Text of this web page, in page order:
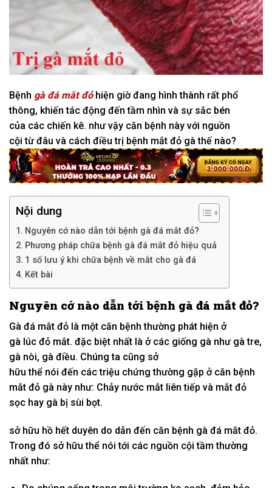
Bệnh gà đá mắt đỏ hiện giờđang hình thành rất phổ
thông, khiến tác động đến tầm nhìn và sự sắc bén
của các chiến kê. như vậy căn bệnh này với nguồn
cội từđâu và cách điều trị bệnh mắt đỏ gà thế nào?
Nội dung
Nguyên cớ nào dẫn tới bệnh gà đá mắt đỏ?
Phương pháp chữa bệnh gà đá mắt đỏ hiệu quả
1 số lưu ý khi chữa bệnh về mắt cho gà đá
Kết bài
Nguyên cớnào dẫn tới bệnh gà đá mắt đỏ?
Gà đá mắt đỏ là một căn bệnh thường phát hiện ở
gà lúc đỏ mắt. đặc biệt nhất là ở các giống gà như gà tre,
gà nòi, gà điều. Chúng ta cũng sở
hữu thể nói đến cáctriệu chứng thường gặp ở căn bệnh
mắt đỏ gà này như: Chảy nước mắt liên tiếp và mắt đỏ
sọc hay gà bị sùi bọt.
sở hữu hồ hết duyên do dẫn đến căn bệnh gà đá mắt đỏ.
Trong đó sở hữu thể nói tới các nguồn cội tầm thường
nhất như: